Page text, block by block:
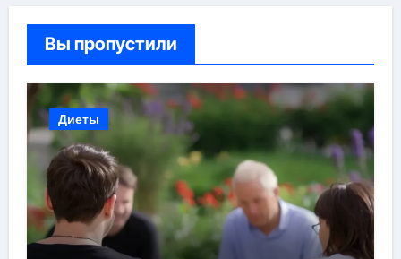
Вы пропустили
Диеты